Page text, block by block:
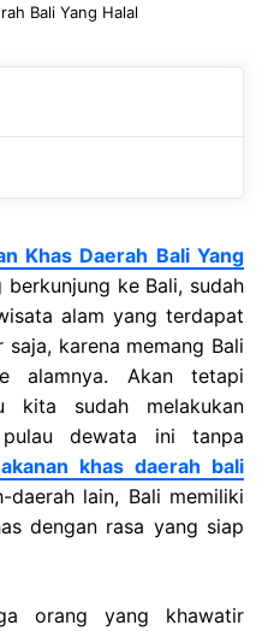
Bali Yang Halal
Khas Daerah Bali Yang
ke Bali, sudah
alam yang terdapat
karena memang Bali
alamnya. Akan tetapi
kita sudah melakukan
dewata ini tanpa
khas daerah bali
lain, Bali memiliki
dengan rasa yang siap
orang yang khawatir